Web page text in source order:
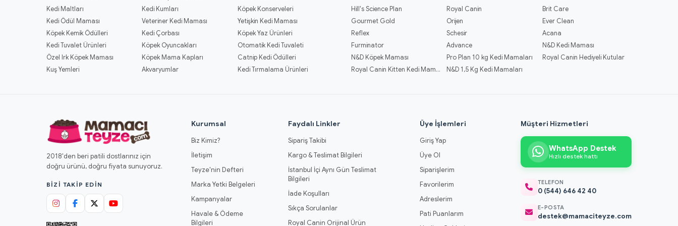
Kedi Maltları
Kedi Kumları
Köpek Konserveleri
Kedi Ödül Maması
Veteriner Kedi Maması
Yetişkin Kedi Maması
Köpek Kemik Ödülleri
Kedi Çorbası
Köpek Yaz Ürünleri
Kedi Tuvalet Ürünleri
Köpek Oyuncakları
Otomatik Kedi Tuvaleti
Özel Irk Köpek Maması
Köpek Mama Kapları
Catnip Kedi Ödülleri
Kuş Yemleri
Akvaryumlar Kedi Tırmalama Ürünleri
Hill's Science Plan
Royal Canin
Brit Care
Gourmet Gold
Orijen
Ever Clean
Reflex
Schesir
Acana
Furminator
Advance
N&D Kedi Maması
N&D Köpek Maması
Pro Plan 10 kg Kedi Mamaları
Royal Canin Hediyeli Kutular
Royal Canin Kitten Kedi Mamaları
N&D 1,5 Kg Kedi Mamaları
2018'den beri patili dostlarınız için
doğru ürünü, doğru fiyata sunuyoruz.
BIZI TAKIP EDIN
Kurumsal
Biz Kimiz?
İletişim
Teyze'nin Defteri
Marka Yetki Belgeleri
Kampanyalar
Havale & Ödeme
Bilgileri
Faydalı Linkler
Sipariş Takibi
Kargo & Teslimat Bilgileri
İstanbul İçi Aynı Gün Teslimat
Bilgileri
İade Koşulları
Sıkça Sorulanlar
Royal Canin Orijinal Ürün
Üye İşlemleri
Giriş Yap
Üye Ol
Siparişlerim
Favorilerim
Adreslerim
Pati Puanlarım
Müşteri Hizmetleri
WhatsApp Destek
Hızlı destek hattı
TELEFON
0 (544) 646 42 40
E-POSTA
destek@mamaciteyze.com